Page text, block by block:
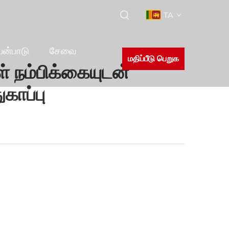
TA
சேவை
மதிப்பீடு பெறுக
நம்பிக்கையுடன்